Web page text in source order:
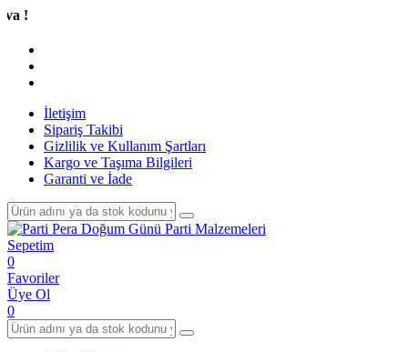
İletişim
Sipariş Takibi
Gizlilik ve Kullanım Şartları
Kargo ve Taşıma Bilgileri
Garanti ve İade
Sepetim
0
Favoriler
Üye Ol
0